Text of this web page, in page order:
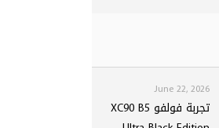
June 22, 2026
تجربة فولفو XC90 B5